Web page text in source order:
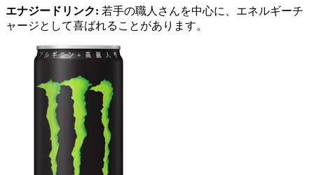
エナジードリンク: 若手の職人さんを中心に、エネルギーチ
ャージとして喜ばれることがあります。